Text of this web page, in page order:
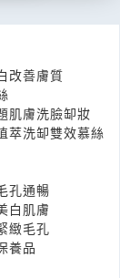
改善膚質
肌膚洗臉缷妝
萃洗缷雙效慕絲
孔通暢
白肌膚
緻毛孔
養品